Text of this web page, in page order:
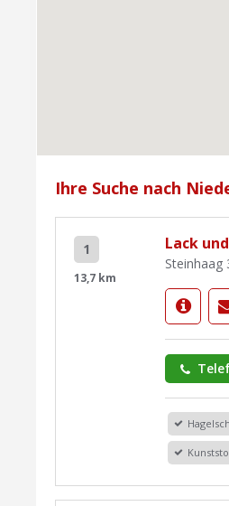
Ihre Suche nach
1
13,7 km
Lack
Steinhaag